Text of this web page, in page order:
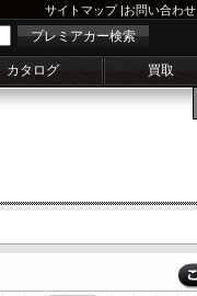
サイトマップ|お問い合わせ
プレミアカー検索
カタログ 買取